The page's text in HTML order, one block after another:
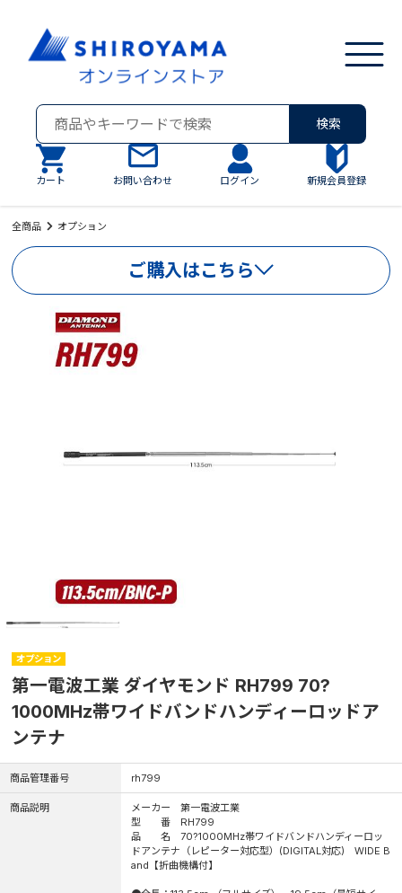
検索
カート お問い合わせ ログイン 新規会員登録
全商品 オプション
ご購入はこちら
オプション
第一電波工業 ダイヤモンド RH799 70?
1000MHz帯ワイドバンドハンディーロッドア
ンテナ
商品管理番号 rh799
商品説明
メーカー 第一電波工業
型 番 RH799
品 名 70?1000MHz帯ワイドバンドハンディーロッ
ドアンテナ（レピーター対応型）(DIGITAL対応) WIDE B
and【折曲機構付】